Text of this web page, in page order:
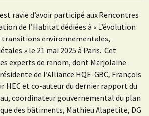
est ravie d’avoir participé aux Rencontres
de l’Habitat dédiées à « L’évolution
transitions environnementales,
» le 21 mai 2025 à Paris. Cet
experts de renom, dont Marjolaine
de l’Alliance HQE-GBC, François
HEC et co-auteur du dernier rapport du
coordinateur gouvernemental du plan
des bâtiments, Mathieu Alapetite, DG